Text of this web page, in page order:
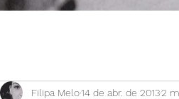
Filipa Melo14 de abr. de 20132